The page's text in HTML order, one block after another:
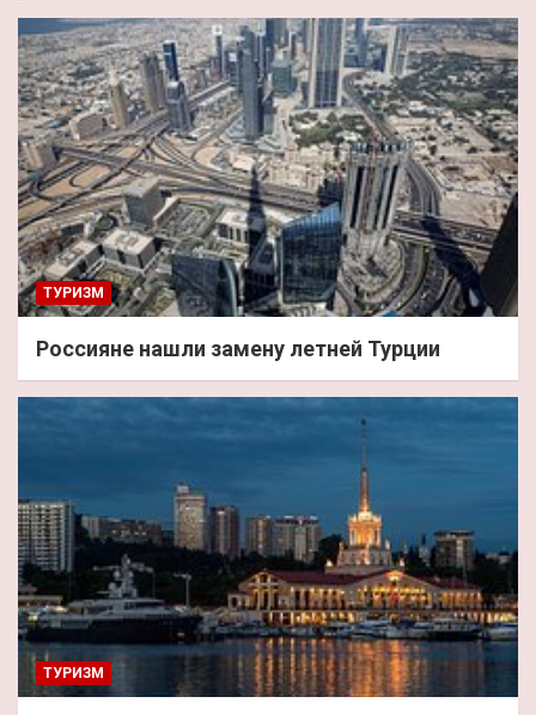
ТУРИЗМ
Россияне нашли замену летней Турции
ТУРИЗМ